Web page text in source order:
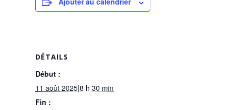
DÉTAILS
Début :
11 août 2025|8 h 30 min
Fin :